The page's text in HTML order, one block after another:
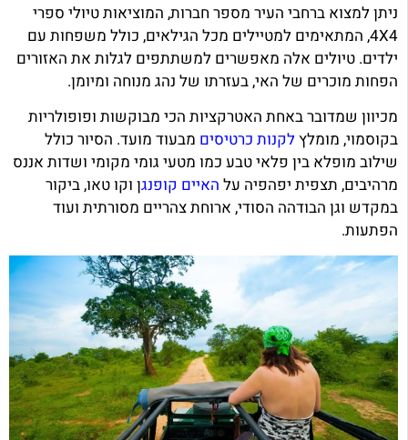
ניתן למצוא ברחבי העיר מספר חברות, המוציאות טיולי ספרי
4X4, המתאימים למטיילים מכל הגילאים, כולל משפחות עם
ילדים. טיולים אלה מאפשרים למשתתפים לגלות את האזורים
הפחות מוכרים של האי, בעזרתו של נהג מנוחה ומיומן.
מכיוון שמדובר באחת האטרקציות הכי מבוקשות ופופולריות
בקוסמוי, מומלץלקנות כרטיסים מבעוד מועד. הסיור כולל
שילוב מופלא בין פלאי טבע כמו מטעי גומי מקומי ושדות אננס
מרהיבים, תצפית יפהפיה על האיים קופנגן וקו טאו, ביקור
במקדש וגן הבודהה הסודי, ארוחת צהריים מסורתית ועוד
הפתעות.